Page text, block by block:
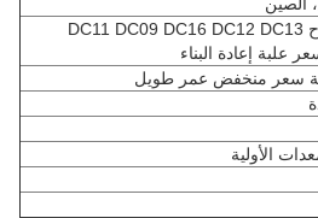
علبة إصلاح DC11 DC09 DC16 DC12 DC13
سعر علبة إعادة البناء
سعر منخفض عمر طويل
الأولية